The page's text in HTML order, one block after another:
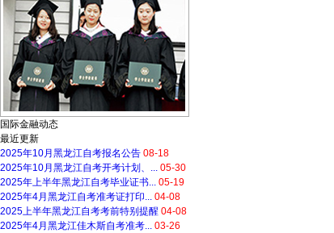
国际金融动态
最近更新
2025年10月黑龙江自考报名公告 08-18
2025年10月黑龙江自考开考计划、... 05-30
2025年上半年黑龙江自考毕业证书... 05-19
2025年4月黑龙江自考准考证打印... 04-08
2025上半年黑龙江自考考前特别提醒 04-08
2025年4月黑龙江佳木斯自考准考... 03-26